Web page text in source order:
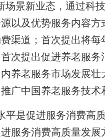
场景新业态，通过科
以及优势服务内容
渠道；首次提出将
次提出促进养老服务
养老服务市场发展
广中国养老服务技术
平是促进服务消费高
服务消费高质量发